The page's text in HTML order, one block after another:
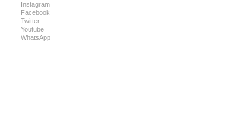
Instagram
Facebook
Twitter
Youtube
WhatsApp